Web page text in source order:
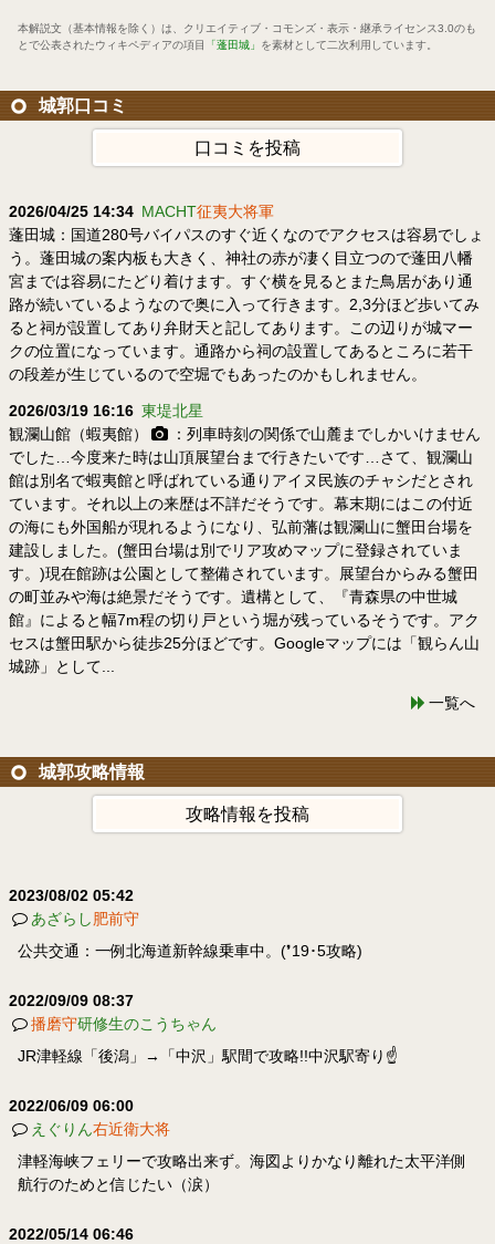
本解説文（基本情報を除く）は、 クリエイティブ・コモンズ・表示・継承ライセンス3.0のも
とで公表されたウィキペディアの項目
「蓬田城」 を素材として二次利用しています。
城郭口コミ
口コミを投稿
2026/04/25 14:34 MACHT征夷大将軍
蓬田城：国道280号バイパスのすぐ近くなのでアクセスは容易でしょ
う。蓬田城の案内板も大きく、神社の赤が凄く目立つので蓬田八幡
宮までは容易にたどり着けます。すぐ横を見るとまた鳥居があり通
路が続いているようなので奥に入って行きます。2,3分ほど歩いてみ
ると祠が設置してあり弁財天と記してあります。この辺りが城マー
クの位置になっています。通路から祠の設置してあるところに若干
の段差が生じているので空堀でもあったのかもしれません。
2026/03/19 16:16 東堤北星
観瀾山館（蝦夷館）
：列車時刻の関係で山麓までしかいけません
でした…今度来た時は山頂展望台まで行きたいです…さて、観瀾山
館は別名で蝦夷館と呼ばれている通りアイヌ民族のチャシだとされ
ています。それ以上の来歴は不詳だそうです。幕末期にはこの付近
の海にも外国船が現れるようになり、弘前藩は観瀾山に蟹田台場を
建設しました。(蟹田台場は別でリア攻めマップに登録されていま
す。)現在館跡は公園として整備されています。展望台からみる蟹田
の町並みや海は絶景だそうです。遺構として、『青森県の中世城
館』によると幅7m程の切り戸という堀が残っているそうです。アク
セスは蟹田駅から徒歩25分ほどです。Googleマップには「観らん山
城跡」として...
一覧へ
城郭攻略情報
攻略情報を投稿
2023/08/02 05:42
あざらし肥前守
公共交通：一例北海道新幹線乗車中。(❜19･5攻略)
2022/09/09 08:37
播磨守研修生のこうちゃん
JR津軽線「後潟」→「中沢」駅間で攻略!!中沢駅寄り☝️
2022/06/09 06:00
えぐりん右近衛大将
津軽海峡フェリーで攻略出来ず。海図よりかなり離れた太平洋側
航行のためと信じたい（涙）
2022/05/14 06:46